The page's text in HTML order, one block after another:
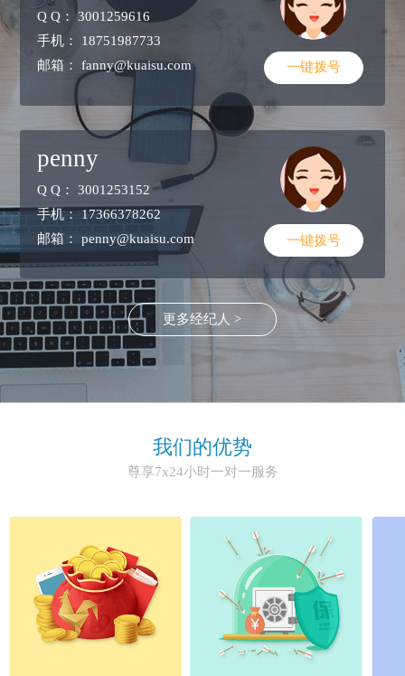
Q Q：3001259616
手机： 18751987733
邮箱： fanny@kuaisu.com 一键拨号
penny
Q Q： 3001253152
手机：17366378262
邮箱： penny@kuaisu.com 一键拨号
更多经纪人 >
我们的优势
尊享7x24小时一对一服务